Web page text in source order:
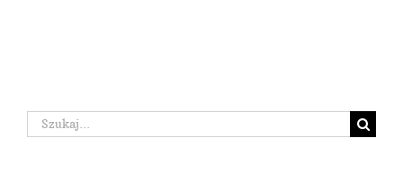
Szukaj